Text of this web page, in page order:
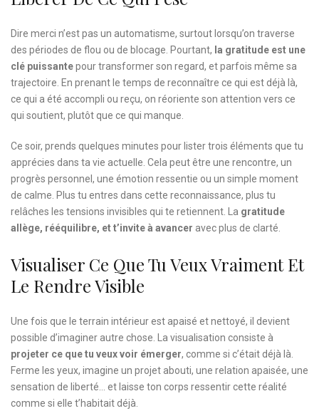
Dire merci n’est pas un automatisme, surtout lorsqu’on traverse
des périodes de flou ou de blocage. Pourtant, la gratitude est une
clé puissantepour transformer son regard, et parfois même sa
trajectoire. En prenant le temps de reconnaître ce qui est déjà là,
ce qui a été accompli ou reçu, on réoriente son attention vers ce
qui soutient, plutôt que ce qui manque.
Ce soir, prends quelques minutes pour lister trois éléments que tu
apprécies dans ta vie actuelle. Cela peut être une rencontre, un
progrès personnel, une émotion ressentie ou un simple moment
de calme. Plus tu entres dans cette reconnaissance, plus tu
relâches les tensions invisibles qui te retiennent. La gratitude
allège, rééquilibre, et t’invite à avancer avec plus de clarté.
Visualiser Ce Que Tu Veux Vraiment Et
Le Rendre Visible
Une fois que le terrain intérieur est apaisé et nettoyé, il devient
possible d’imaginer autre chose. La visualisation consiste à
projeter ce que tu veux voir émerger, comme si c’était déjà là.
Ferme les yeux, imagine un projet abouti, une relation apaisée, une
sensation de liberté… et laisse ton corps ressentir cette réalité
comme si elle t’habitait déjà.